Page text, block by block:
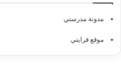
مدونة مدرستي
موقع قرايتي